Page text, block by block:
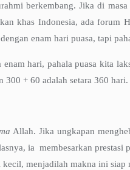
berkembang. Jika di
khas Indonesia, ada forum
enam hari puasa, tapi
hari, pahala puasa kita
+ 60 adalah setara 360
Allah. Jika ungkapan
ia membesarkan prestasi
menjadilah makna ini siap